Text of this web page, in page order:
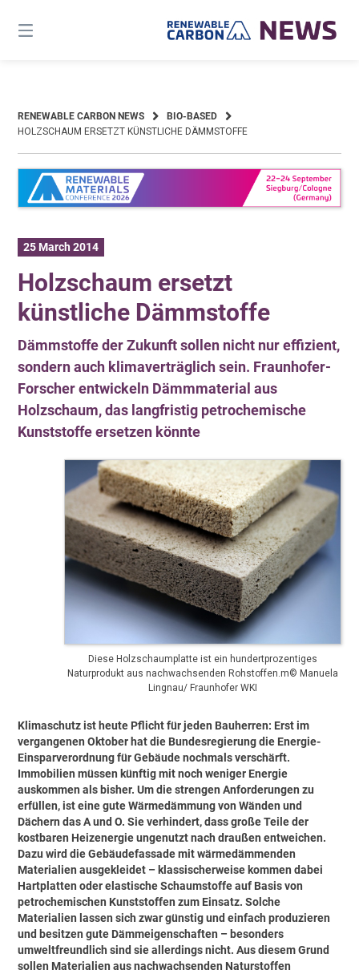
content
RENEWABLE CARBON NEWS
BIO-BASED
HOLZSCHAUM ERSETZT KÜNSTLICHE DÄMMSTOFFE
25 March 2014
Holzschaum ersetzt
künstliche Dämmstoffe
Dämmstoffe der Zukunft sollen nicht nur effizient,
sondern auch klimaverträglich sein. Fraunhofer-
Forscher entwickeln Dämmmaterial aus
Holzschaum, das langfristig petrochemische
Kunststoffe ersetzen könnte
Diese Holzschaumplatte ist ein hundertprozentiges
Naturprodukt aus nachwachsenden Rohstoffen.m© Manuela
Lingnau/ Fraunhofer WKI
Klimaschutz ist heute Pflicht für jeden Bauherren: Erst im
vergangenen Oktober hat die Bundesregierung die Energie-
Einsparverordnung für Gebäude nochmals verschärft.
Immobilien müssen künftig mit noch weniger Energie
auskommen als bisher. Um die strengen Anforderungen zu
erfüllen, ist eine gute Wärmedämmung von Wänden und
Dächern das A und O. Sie verhindert, dass große Teile der
kostbaren Heizenergie ungenutzt nach draußen entweichen.
Dazu wird die Gebäudefassade mit wärmedämmenden
Materialien ausgekleidet – klassischerweise kommen dabei
Hartplatten oder elastische Schaumstoffe auf Basis von
petrochemischen Kunststoffen zum Einsatz. Solche
Materialien lassen sich zwar günstig und einfach produzieren
und besitzen gute Dämmeigenschaften – besonders
umweltfreundlich sind sie allerdings nicht. Aus diesem Grund
sollen Materialien aus nachwachsenden Naturstoffen